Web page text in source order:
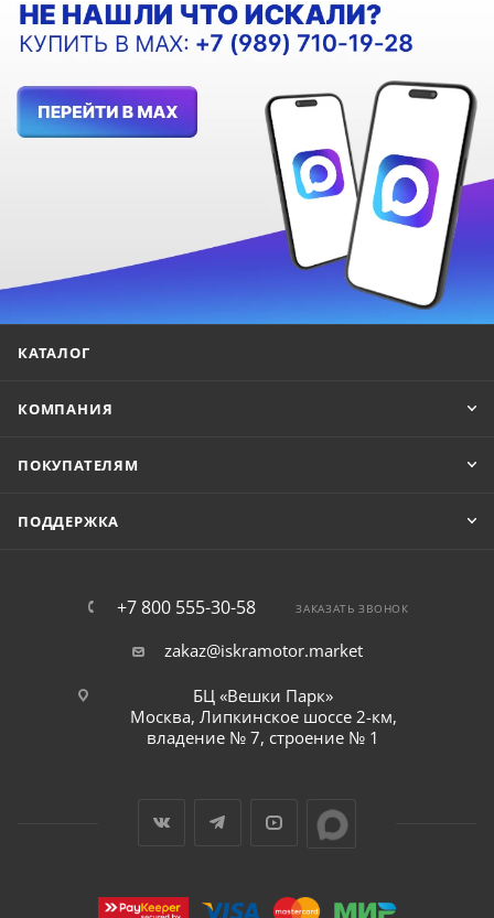
КАТАЛОГ
КОМПАНИЯ
ПОКУПАТЕЛЯМ
ПОДДЕРЖКА
+7 800 555-30-58 ЗАКАЗАТЬ ЗВОНОК
zakaz@iskramotor.market
БЦ «Вешки Парк»
Москва, Липкинское шоссе 2-км,
владение № 7, строение № 1